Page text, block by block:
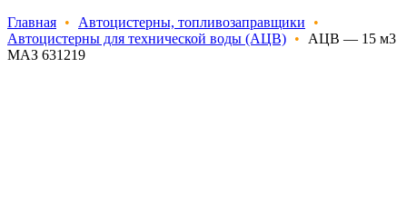
Главная • Автоцистерны, топливозаправщики
•
Автоцистерны для технической воды (АЦВ) •
АЦВ — 15 м3
МАЗ 631219